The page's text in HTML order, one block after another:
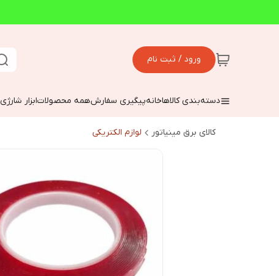
ورود / ثبت نام
دسته‌بندی کالاهاخانهپیگیری سفارشهمه محصولاتابزار شارژی
کالای برق مینیاتور لوازم الکتریکی